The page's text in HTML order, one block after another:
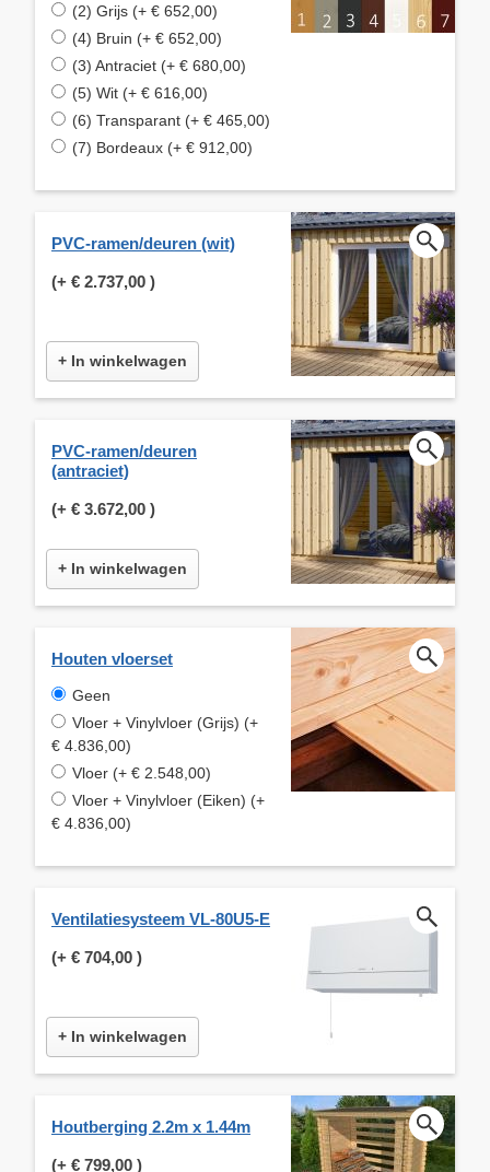
(2) Grijs (+ € 652,00)
(4) Bruin (+ € 652,00)
(3) Antraciet (+ € 680,00)
(5) Wit (+ € 616,00)
(6) Transparant (+ € 465,00)
(7) Bordeaux (+ € 912,00)
PVC-ramen/deuren (wit)
(+ € 2.737,00 )
+ In winkelwagen
PVC-ramen/deuren
(antraciet)
(+ € 3.672,00 )
+ In winkelwagen
Houten vloerset
Geen
Vloer + Vinylvloer (Grijs) (+
€ 4.836,00)
Vloer (+ € 2.548,00)
Vloer + Vinylvloer (Eiken) (+
€ 4.836,00)
Ventilatiesysteem VL-80U5-E
(+ € 704,00 )
+ In winkelwagen
Houtberging 2.2m x 1.44m
(+ € 799,00 )